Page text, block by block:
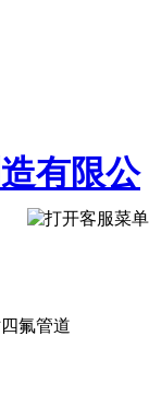
氟管道